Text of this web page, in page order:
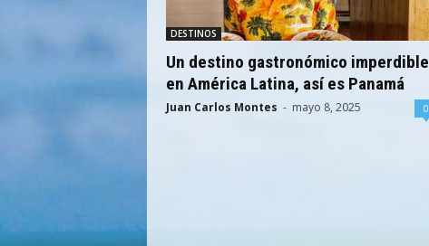
DESTINOS
Un destino gastronómico imperdible
en América Latina, así es Panamá
Juan Carlos Montes - mayo 8, 2025 0